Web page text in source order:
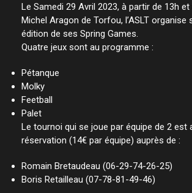
Le Samedi 29 Avril 2023, à partir de 13h
Michel Aragon de Torfou, l’ASLT organise
édition de ses Spring Games.
Quatre jeux sont au programme :
Pétanque
Molky
Feetball
Palet
Le tournoi qui se joue par équipe de 2 est
réservation (14€ par équipe) auprès de :
Romain Bretaudeau (06-29-74-26-25)
Boris Retailleau (07-78-81-49-46)